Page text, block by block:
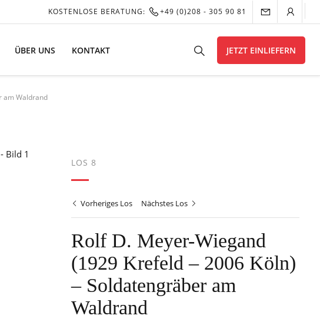
KOSTENLOSE BERATUNG: +49 (0)208 - 305 90 81
ÜBER UNS KONTAKT JETZT EINLIEFERN
am Waldrand
LOS 8
Vorheriges Los Nächstes Los
Rolf D. Meyer-Wiegand
(1929 Krefeld – 2006 Köln)
– Soldatengräber am
Waldrand